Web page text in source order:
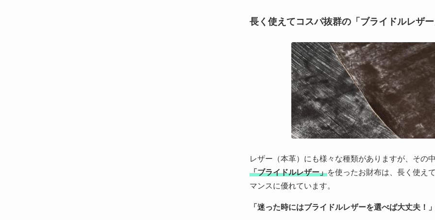
長く使えてコスパ抜群の「ブライドルレザ
レザー（本革）にも様々な種類がありますが、その
「ブライドルレザー」を使ったお財布は、長く使え
マンスに優れています。
「迷った時にはブライドルレザーを選べば大丈夫！